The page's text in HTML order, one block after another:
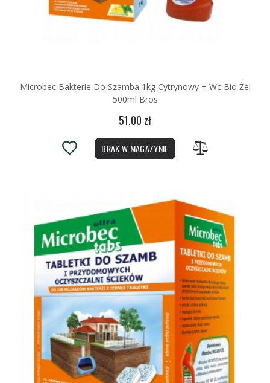
Microbec Bakterie Do Szamba 1kg Cytrynowy + Wc Bio Żel
500ml Bros
51,00 zł
BRAK W MAGAZYNIE